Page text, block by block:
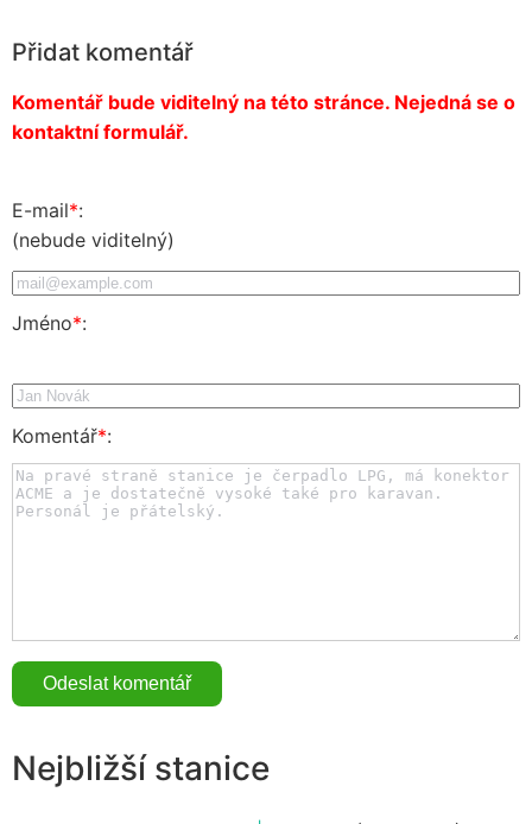
Přidat komentář
Komentář bude viditelný na této stránce. Nejedná se o
kontaktní formulář.
E-mail*:
(nebude viditelný)
Jméno*:
Komentář*:
Nejbližší stanice